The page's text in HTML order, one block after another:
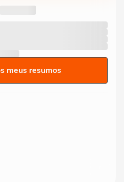
e ironiza:...
meus resumos